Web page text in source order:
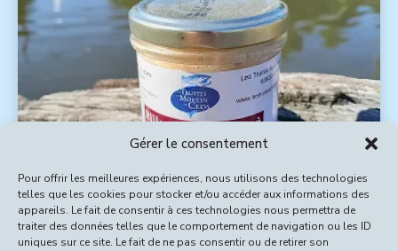
Gérer le consentement
Pour offrir les meilleures expériences, nous utilisons des technologies
telles que les cookies pour stocker et/ou accéder aux informations des
appareils. Le fait de consentir à ces technologies nous permettra de
traiter des données telles que le comportement de navigation ou les ID
uniques sur ce site. Le fait de ne pas consentir ou de retirer son
Rillette de truite à la fourme